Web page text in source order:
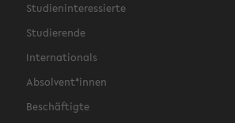
Studieninteressierte
Studierende
Internationals
Absolvent*innen
Beschäftigte